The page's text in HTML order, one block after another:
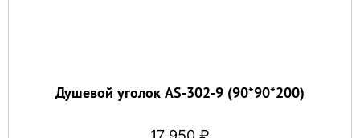
Душевой уголок AS-302-9 (90*90*200)